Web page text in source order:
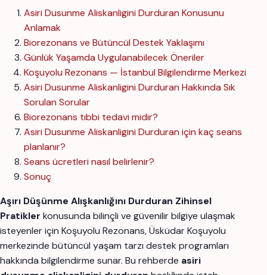
Asiri Dusunme Aliskanligini Durduran Konusunu
Anlamak
Biorezonans ve Bütüncül Destek Yaklaşımı
Günlük Yaşamda Uygulanabilecek Öneriler
Koşuyolu Rezonans — İstanbul Bilgilendirme Merkezi
Asiri Dusunme Aliskanligini Durduran Hakkında Sık
Sorulan Sorular
Biorezonans tıbbi tedavi midir?
Asiri Dusunme Aliskanligini Durduran için kaç seans
planlanır?
Seans ücretleri nasıl belirlenir?
Sonuç
Aşırı Düşünme Alışkanlığını Durduran Zihinsel
Pratikler konusunda bilinçli ve güvenilir bilgiye ulaşmak
isteyenler için Koşuyolu Rezonans, Üsküdar Koşuyolu
merkezinde bütüncül yaşam tarzı destek programları
hakkında bilgilendirme sunar. Bu rehberde asiri